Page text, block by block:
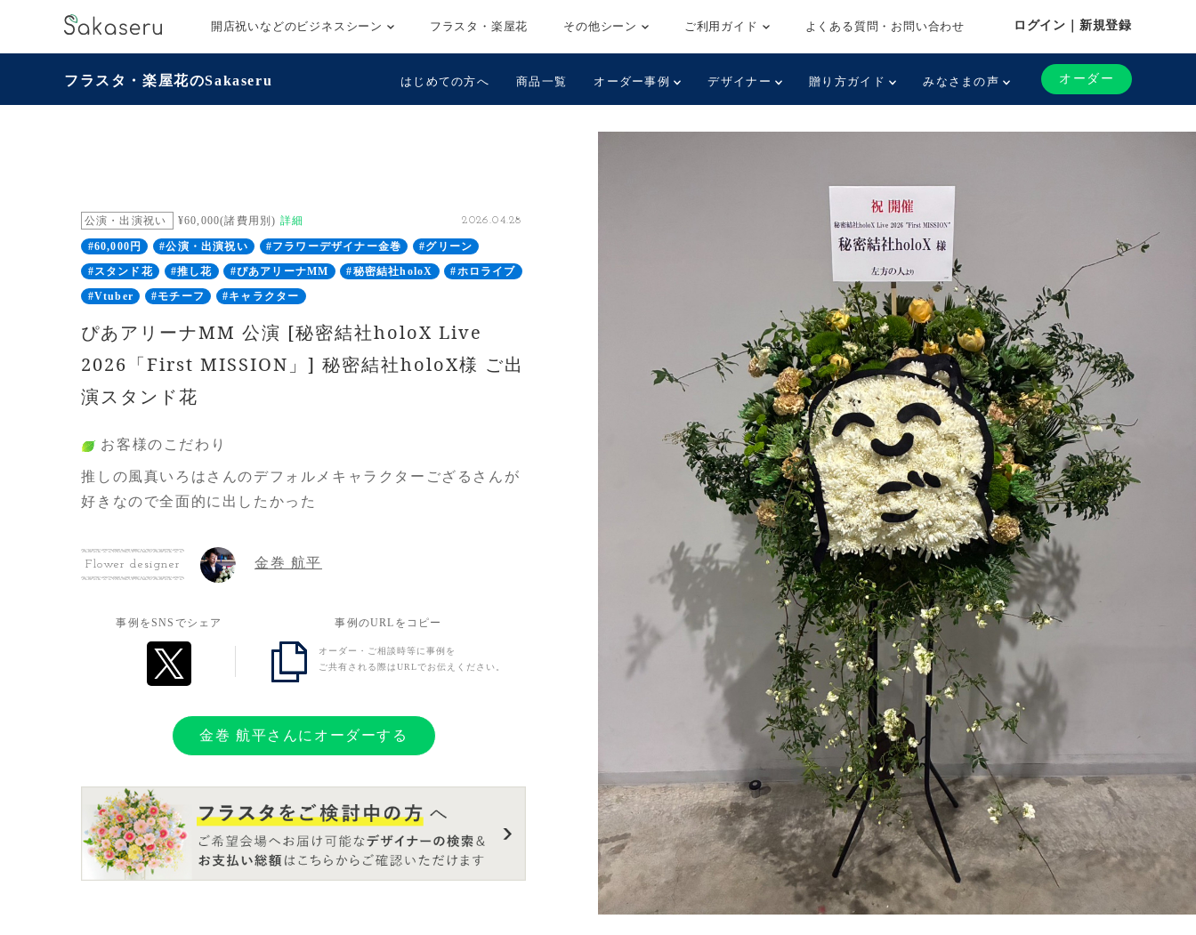
開店祝いなどのビジネスシーン フラスタ・楽屋花 その他シーン ご利用ガイド よくある質問・お問い合わせ ログイン｜新規登録
フラスタ・楽屋花のSakaseru はじめての方へ 商品一覧 オーダー事例 デザイナー 贈り方ガイド みなさまの声 オーダー
公演・出演祝い ¥60,000(諸費用別) 詳細 2026.04.28
#60,000円 #公演・出演祝い #フラワーデザイナー金巻
#グリーン
#スタンド花
#推し花 #ぴあアリーナMM #秘密結社holoX
#ホロライブ
#Vtuber
#モチーフ #キャラクター
ぴあアリーナMM 公演 [秘密結社holoX Live
2026「First MISSION」] 秘密結社holoX様 ご出
演スタンド花
お客様のこだわり
推しの風真いろはさんのデフォルメキャラクターござるさんが
好きなので全面的に出したかった
Flower designer 金巻 航平
事例をSNSでシェア 事例のURLをコピー
オーダー・ご相談時等に事例を
ご共有される際はURLでお伝えください。
金巻 航平さんにオーダーする